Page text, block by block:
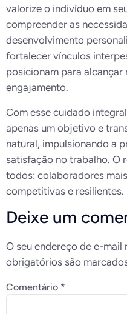
valorize o indivíduo em
compreender as
desenvolvimento
fortalecer vínculos
posicionam para alcançar
engajamento.
Com esse cuidado
apenas um objetivo e
natural, impulsionando a
satisfação no trabalho. O
todos: colaboradores
competitivas e resilientes.
Deixe um
O seu endereço de e-mail
obrigatórios são
Comentário *